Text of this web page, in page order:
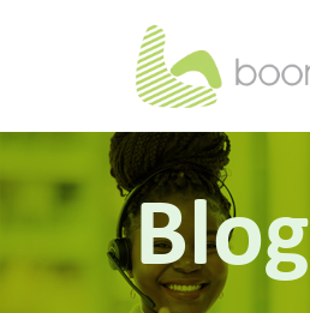
Blog